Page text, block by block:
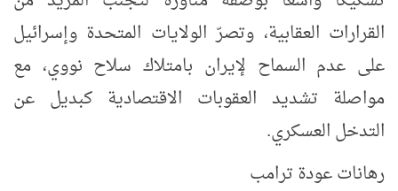
القرارات العقابية، وتصرّ الولايات المتحدة وإسرائيل
على عدم السماح لإيران بامتلاك سلاح نووي، مع
مواصلة تشديد العقوبات الاقتصادية كبديل عن
التدخل العسكري.
رهانات عودة ترامب